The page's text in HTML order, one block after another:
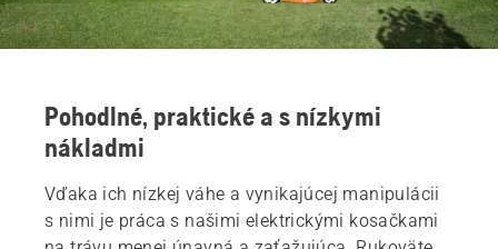
Pohodlné, praktické a s nízkymi
nákladmi
Vďaka ich nízkej váhe a vynikajúcej manipulácii
s nimi je práca s našimi elektrickými kosačkami